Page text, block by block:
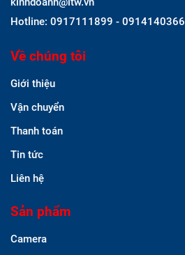
Hotline: 0917111899 - 0914140366
Về chúng tôi
Giới thiệu
Vận chuyển
Thanh toán
Tin tức
Liên hệ
Sản phẩm
Camera